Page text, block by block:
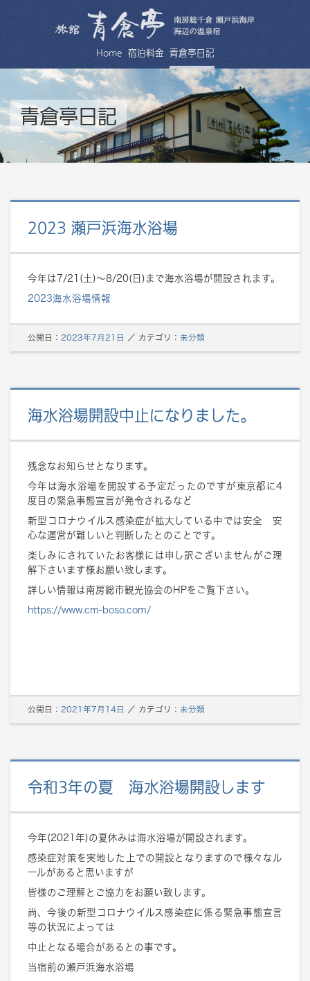
Home 宿泊料金 青倉亭日記
青倉亭日記
2023 瀬戸浜海水浴場
今年は7/21(土)～8/20(日)まで海水浴場が開設されます。
2023海水浴場情報
公開日： 2023年7月21日 ／ カテゴリ： 未分類
海水浴場開設中止になりました。
残念なお知らせとなります。
今年は海水浴場を開設する予定だったのですが東京都に4
度目の緊急事態宣言が発令されるなど
新型コロナウイルス感染症が拡大している中では安全 安
心な運営が難しいと判断したとのことです。
楽しみにされていたお客様には申し訳ございませんがご理
解下さいます様お願い致します。
詳しい情報は南房総市観光協会のHPをご覧下さい。
https://www.cm-boso.com/
公開日： 2021年7月14日 ／ カテゴリ： 未分類
令和3年の夏 海水浴場開設します
今年(2021年)の夏休みは海水浴場が開設されます。
感染症対策を実地した上での開設となりますので様々なル
ールがあると思いますが
皆様のご理解とご協力をお願い致します。
尚、今後の新型コロナウイルス感染症に係る緊急事態宣言
等の状況によっては
中止となる場合があるとの事です。
当宿前の瀬戸浜海水浴場